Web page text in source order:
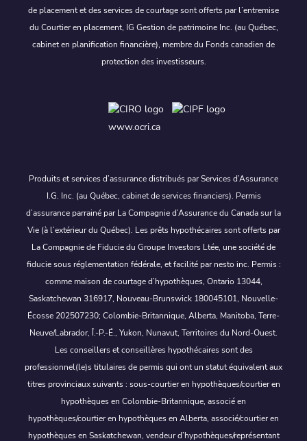
de placement et des services de courtage sont offerts par l’entremise
du Courtier en placement, IG Gestion de patrimoine Inc. (au Québec,
cabinet en planification financière), membre du Fonds canadien de
protection des investisseurs.
www.ocri.ca
Produits et services d’assurance distribués par Services d’Assurance
I.G. Inc. (au Québec, cabinet de services financiers). Permis
d’assurance parrainé par La Compagnie d’Assurance du Canada sur la
Vie (à l’extérieur du Québec). Les prêts hypothécaires sont offerts par
La Compagnie de Fiducie du Groupe Investors Ltée, une société de
fiducie sous réglementation fédérale, et facilité par nesto inc. Permis :
comme maison de courtage d’hypothèques, Ontario 13044,
Saskatchewan 316917, Nouveau-Brunswick 180045101, Nouvelle-
Écosse 202507230; Colombie-Britannique, Alberta, Manitoba, Terre-
Neuve/Labrador, Î.-P.-É., Yukon, Nunavut, Territoires du Nord-Ouest.
Les conseillers et conseillères hypothécaires sont des
professionnel(le)s titulaires de permis qui ont un statut équivalent aux
titres provinciaux suivants : sous-courtier en hypothèques/courtier en
hypothèques en Colombie-Britannique, associé en
hypothèques/courtier en hypothèques en Alberta, associé/courtier en
hypothèques en Saskatchewan, vendeur d’hypothèques/représentant